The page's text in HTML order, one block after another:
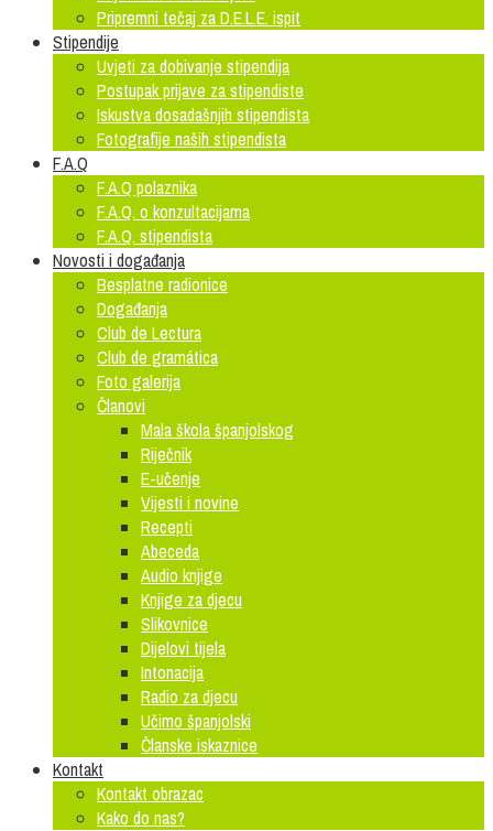
Pripremni tečaj za D.E.L.E. ispit
Stipendije
Uvjeti za dobivanje stipendija
Postupak prijave za stipendiste
Iskustva dosadašnjih stipendista
Fotografije naših stipendista
F.A.Q
F.A.Q polaznika
F.A.Q. o konzultacijama
F.A.Q. stipendista
Novosti i događanja
Besplatne radionice
Događanja
Club de Lectura
Club de gramática
Foto galerija
Članovi
Mala škola španjolskog
Riječnik
E-učenje
Vijesti i novine
Recepti
Abeceda
Audio knjige
Knjige za djecu
Slikovnice
Dijelovi tijela
Intonacija
Radio za djecu
Učimo španjolski
Članske iskaznice
Kontakt
Kontakt obrazac
Kako do nas?